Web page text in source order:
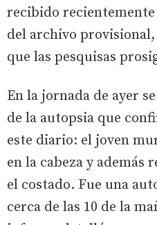
recibido
del archivo
que las pesquisas
En la jornada de ayer
de la autopsia que
este diario: el joven
en la cabeza y además
el costado. Fue una
cerca de las 10 de la